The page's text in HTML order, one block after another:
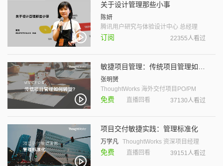
关于设计管理那些小事
陈妍
腾讯用户研究与体验设计中心 总经理
订阅 22355人看过
敏捷项目管理：传统项目管理如何转型？
张明赟
ThoughtWorks 海外交付项目PO/PM
免费 直播回看 37130人看过
项目交付敏捷实践：管理标准化
万学凡 ThoughtWorks 资深项目经理
免费 直播回看 39151人看过